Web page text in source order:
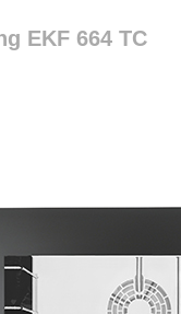
EKF 664 TC